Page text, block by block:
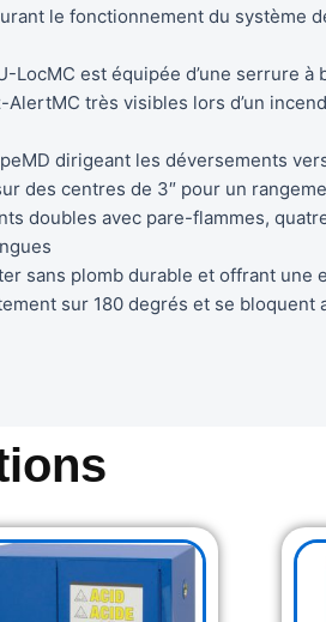
le fonctionnement du système
est équipée d’une serrure
très visibles lors d’un
dirigeant les déversements
des centres de 3″ pour un
doubles avec pare-flammes,
sans plomb durable et offrant
sur 180 degrés et se